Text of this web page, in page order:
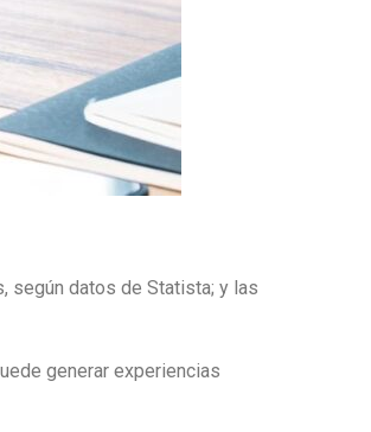
según datos de Statista; y las
generar experiencias